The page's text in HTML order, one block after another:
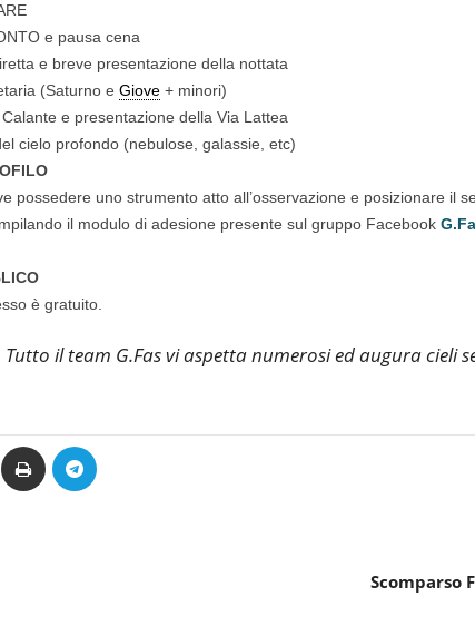
e pausa cena
e breve presentazione della nottata
(Saturno e Giove+ minori)
Calante e presentazione della Via Lattea
cielo profondo (nebulose, galassie, etc)
possedere uno strumento atto all’osservazione e posizionare il
il modulo di adesione presente sul gruppo Facebook
è gratuito.
Tutto il team G.Fas vi aspetta numerosi ed augura cieli
Scomparso